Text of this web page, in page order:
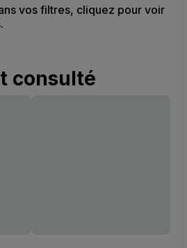
vos filtres, cliquez pour voir
consulté